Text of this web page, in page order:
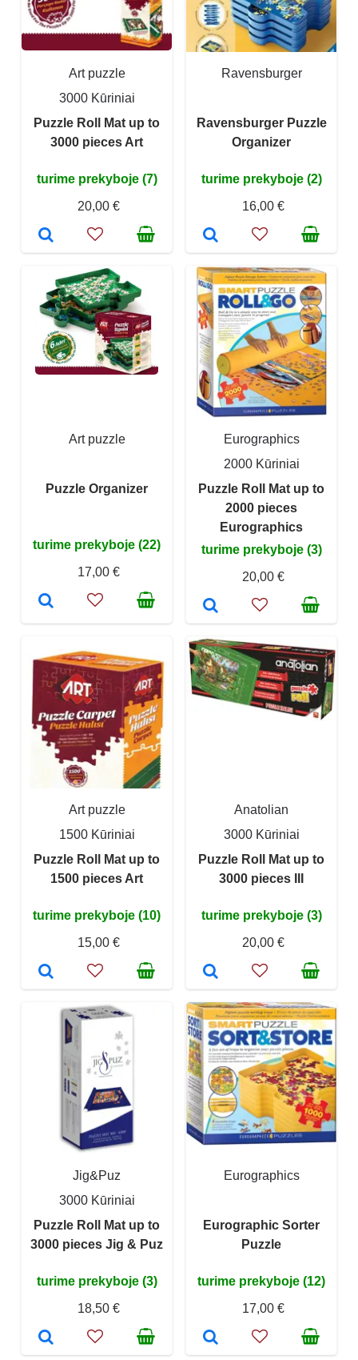
Art puzzle
3000 Kūriniai
Puzzle Roll Mat up to
3000 pieces Art
turime prekyboje (7)
20,00 €
Ravensburger
Ravensburger Puzzle
Organizer
turime prekyboje (2)
16,00 €
Art puzzle
Puzzle Organizer
turime prekyboje (22)
17,00 €
Eurographics
2000 Kūriniai
Puzzle Roll Mat up to
2000 pieces
Eurographics
turime prekyboje (3)
20,00 €
Art puzzle
1500 Kūriniai
Puzzle Roll Mat up to
1500 pieces Art
turime prekyboje (10)
15,00 €
Anatolian
3000 Kūriniai
Puzzle Roll Mat up to
3000 pieces III
turime prekyboje (3)
20,00 €
Jig&Puz
3000 Kūriniai
Puzzle Roll Mat up to
3000 pieces Jig & Puz
turime prekyboje (3)
18,50 €
Eurographics
Eurographic Sorter
Puzzle
turime prekyboje (12)
17,00 €